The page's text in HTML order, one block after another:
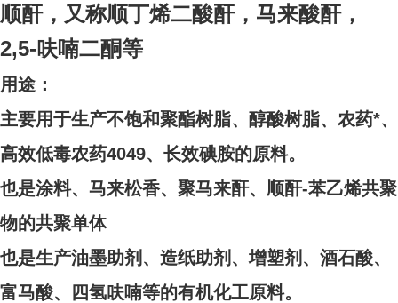
顺酐，又称顺丁烯二酸酐，马来酸酐，
2,5-呋喃二酮等
用途：
主要用于生产不饱和聚酯树脂、醇酸树脂、农药*、
高效低毒农药4049、长效碘胺的原料。
也是涂料、马来松香、聚马来酐、顺酐-苯乙烯共聚
物的共聚单体
也是生产油墨助剂、造纸助剂、增塑剂、酒石酸、
富马酸、四氢呋喃等的有机化工原料。